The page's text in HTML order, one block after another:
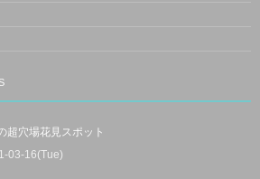
超穴場花見スポット
03-16(Tue)